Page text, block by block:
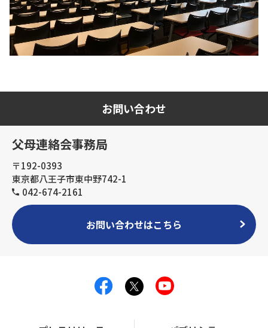
お問い合わせ
父母連絡会事務局
〒192-0393
東京都八王子市東中野742-1
042-674-2161
お問い合わせはこちら